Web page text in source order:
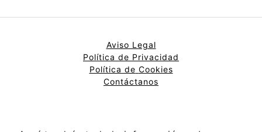
Aviso Legal
Política de Privacidad
Política de Cookies
Contáctanos